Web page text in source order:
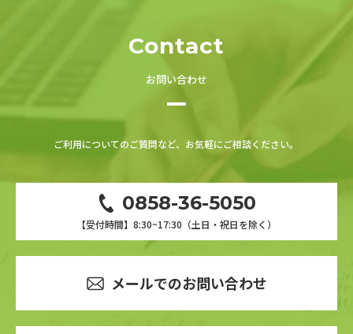
Contact
お問い合わせ
ご利用についてのご質問など、お気軽にご相談ください。
0858-36-5050
【受付時間】8:30~17:30（土日・祝日を除く）
メールでのお問い合わせ